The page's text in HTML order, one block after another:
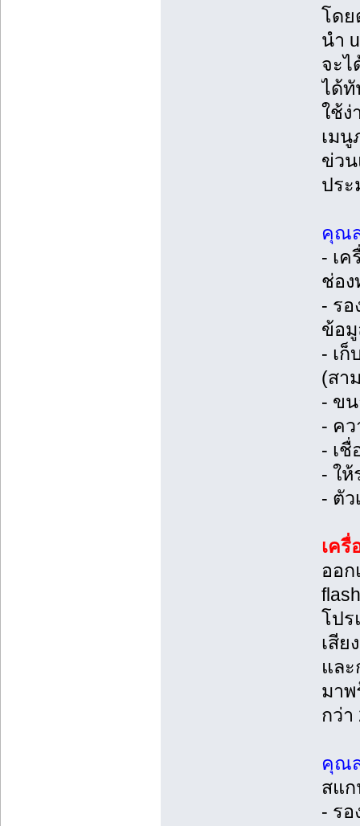
โดย
นำ
จะไ
ได้ทั
ใช้ง่
เม
ข่ว
ประ
คุณ
- เ
ช่อง
- รอ
ข้อ
- เก็
(สา
- ขน
- คว
- เ
- ให้
- ตั
เครื่
ออ
โปร
เสี
และ
มาพ
กว่า
คุณ
สแ
- ร